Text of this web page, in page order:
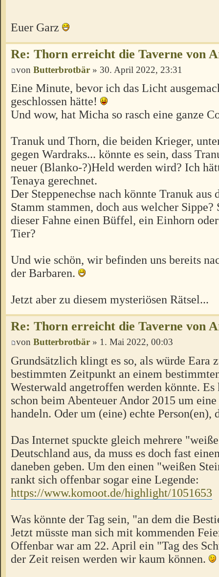
Euer Garz
Re: Thorn erreicht die Taverne von
von Butterbrotbär » 30. April 2022, 23:31
Eine Minute, bevor ich das Licht
geschlossen hätte!
Und wow, hat Micha so rasch eine ganze
Tranuk und Thorn, die beiden Krieger,
gegen Wardraks... könnte es sein, dass
neuer (Blanko-?)Held werden wird? Ich
Tenaya gerechnet.
Der Steppenechse nach könnte Tranuk aus
Stamm stammen, doch aus welcher Sippe?
dieser Fahne einen Büffel, ein Einhorn
Tier?
Und wie schön, wir befinden uns bereits
der Barbaren.
Jetzt aber zu diesem mysteriösen Rätsel...
Re: Thorn erreicht die Taverne von
von Butterbrotbär » 1. Mai 2022, 00:03
Grundsätzlich klingt es so, als würde Eara
bestimmten Zeitpunkt an einem
Westerwald angetroffen werden könnte.
schon beim Abenteuer Andor 2015 um
handeln. Oder um (eine) echte Person(en),
Das Internet spuckte gleich mehrere
Deutschland aus, da muss es doch fast
daneben geben. Um den einen "weißen
rankt sich offenbar sogar eine Legende:
https://www.komoot.de/highlight/1051653
Was könnte der Tag sein, "an dem die
Jetzt müsste man sich mit kommenden
Offenbar war am 22. April ein "Tag des
der Zeit reisen werden wir kaum können.